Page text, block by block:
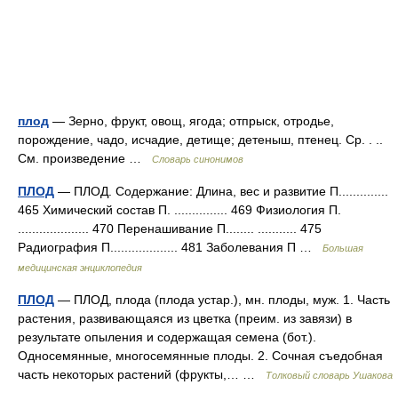
плод — Зерно, фрукт, овощ, ягода; отпрыск, отродье,
порождение, чадо, исчадие, детище; детеныш, птенец. Ср. . ..
См. произведение …
Словарь синонимов
ПЛОД — ПЛОД. Содержание: Длина, вес и развитие П..............
465 Химический состав П. ............... 469 Физиология П.
.................... 470 Перенашивание П........ ........... 475
Радиография П................... 481 Заболевания П …
Большая
медицинская энциклопедия
ПЛОД — ПЛОД, плода (плода устар.), мн. плоды, муж. 1. Часть
растения, развивающаяся из цветка (преим. из завязи) в
результате опыления и содержащая семена (бот.).
Односемянные, многосемянные плоды. 2. Сочная съедобная
часть некоторых растений (фрукты,… …
Толковый словарь Ушакова